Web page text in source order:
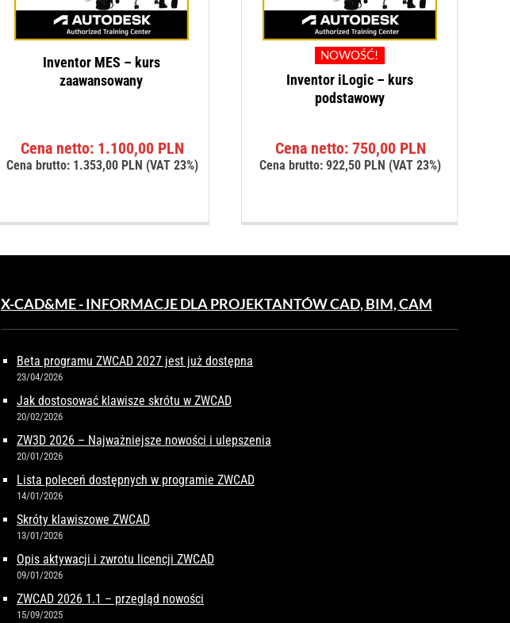
Inventor MES – kurs
zaawansowany
Cena netto: 1.100,00 PLN
Cena brutto: 1.353,00 PLN (VAT 23%)
NOWOŚĆ!
Inventor iLogic – kurs
podstawowy
Cena netto: 750,00 PLN
Cena brutto:922,50 PLN (VAT 23%)
X-CAD&ME - INFORMACJE DLA PROJEKTANTÓW CAD, BIM, CAM
Beta programu ZWCAD 2027 jest już dostępna
23/04/2026
Jak dostosować klawisze skrótu w ZWCAD
20/02/2026
ZW3D 2026 – Najważniejsze nowości i ulepszenia
20/01/2026
Lista poleceń dostępnych w programie ZWCAD
14/01/2026
Skróty klawiszowe ZWCAD
13/01/2026
Opis aktywacji i zwrotu licencji ZWCAD
09/01/2026
ZWCAD 2026 1.1 – przegląd nowości
15/09/2025